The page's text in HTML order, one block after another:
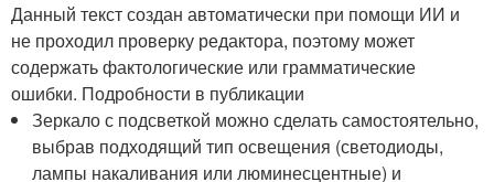
Данный текст создан автоматически при помощи ИИ и
не проходил проверку редактора, поэтому может
содержать фактологические или грамматические
ошибки. Подробности в публикации
Зеркало с подсветкой можно сделать самостоятельно,
выбрав подходящий тип освещения (светодиоды,
лампы накаливания или люминесцентные) и